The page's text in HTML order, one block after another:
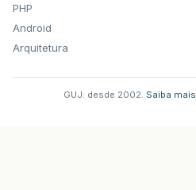
PHP
Android
Arquitetura
GUJ: desde 2002. Saiba mais